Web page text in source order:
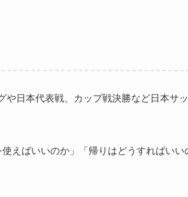
や日本代表戦、カップ戦決勝など日本サ
えばいいのか」「帰りはどうすればい